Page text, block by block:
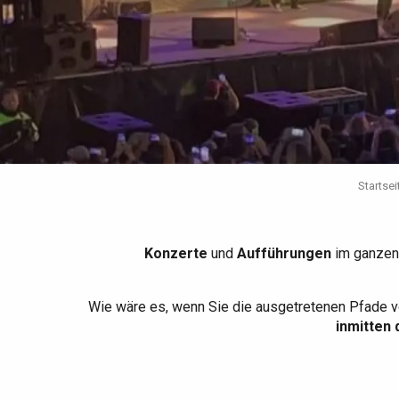
Die gesamte Agenda
Frühling
Wenn es regnet
Unter Freunden
Trendige Orte
Bester Brunch
Restaurants mit
Aufenthalte am Meer
Aufenthalte mit dem
Zug
Fahrradaufenthalte
Konzerte und Aufführungenim
Wie wäre es, wenn Sie die ausgetretenen Pfade
inmitten